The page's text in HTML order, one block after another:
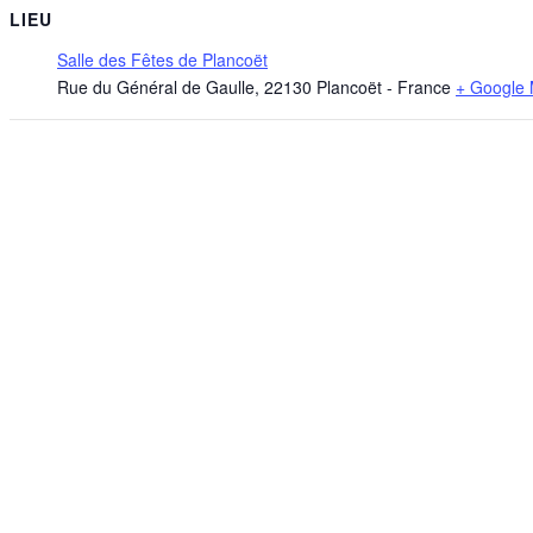
LIEU
Salle des Fêtes de Plancoët
Rue du Général de Gaulle, 22130 Plancoët - France + Google